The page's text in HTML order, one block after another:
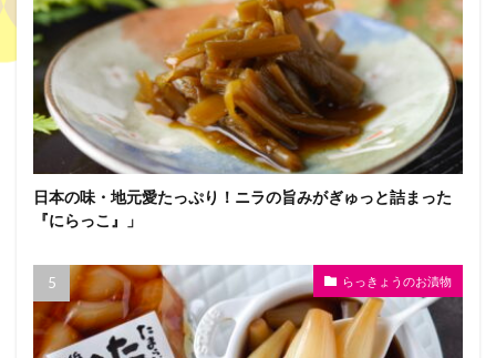
日本の味・地元愛たっぷり！ニラの旨みがぎゅっと詰まった
『にらっこ』」
らっきょうのお漬物